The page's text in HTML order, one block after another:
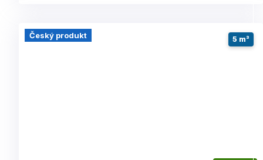
Český produkt 5 m³